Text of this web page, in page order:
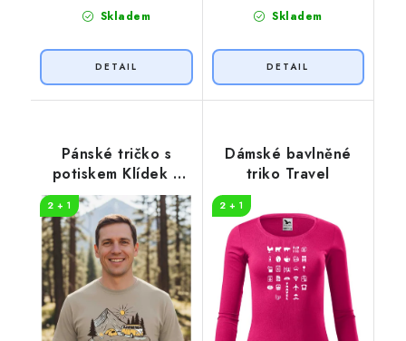
Skladem Skladem
Pánské tričko s
potiskem Klídek v
přírodě
2 + 1
Dámské bavlněné
triko Travel
2 + 1